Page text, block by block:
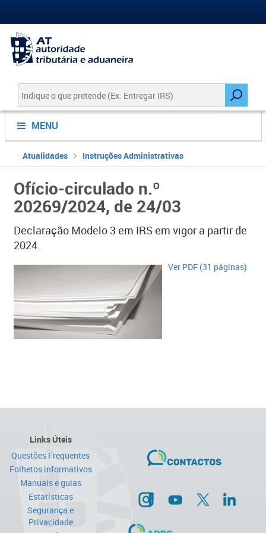
MENU
Atualidades Instruções Administrativas
Ofício-circulado n.º
20269/2024, de 24/03
Declaração Modelo 3 em IRS em vigor a partir de
2024.
Ver PDF (31 páginas)​
Links Úteis
Questões Frequentes
Folhetos informativos
Manuais e guias
Estatísticas
Segurança e
Privacidade